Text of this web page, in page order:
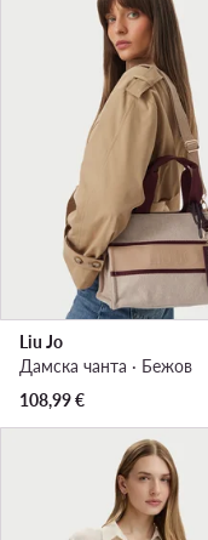
Liu Jo
Дамска чанта · Бежов
108,99€